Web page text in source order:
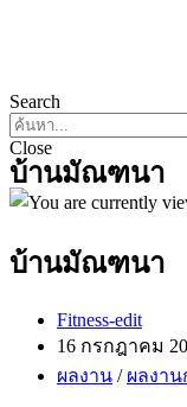
Search
Close
บ้านมัณฑนา
บ้านมัณฑนา
Post
author:
Fitness-edit
Post
published:
16 กรกฎาคม
Post
category:
ผลงาน / ผลงาน